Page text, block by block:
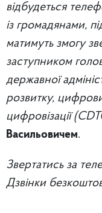
відбудеться
із громадянами,
матимуть змогу
заступником
державної
розвитку,
цифровізації (
Васильовичем.
Звертатись за
Дзвінки